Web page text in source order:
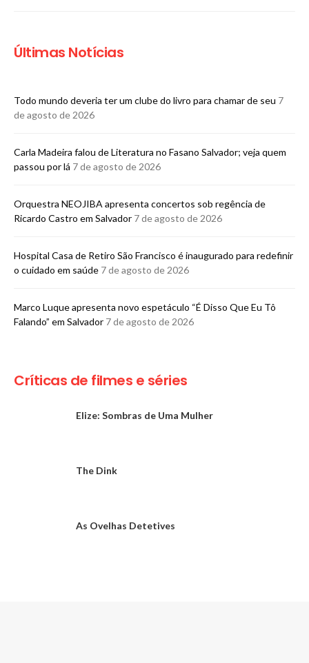
Últimas Notícias
Todo mundo deveria ter um clube do livro para chamar de seu 7
de agosto de 2026
Carla Madeira falou de Literatura no Fasano Salvador; veja quem
passou por lá 7 de agosto de 2026
Orquestra NEOJIBA apresenta concertos sob regência de
Ricardo Castro em Salvador 7 de agosto de 2026
Hospital Casa de Retiro São Francisco é inaugurado para redefinir
o cuidado em saúde 7 de agosto de 2026
Marco Luque apresenta novo espetáculo “É Disso Que Eu Tô
Falando” em Salvador 7 de agosto de 2026
Críticas de filmes e séries
Elize: Sombras de Uma Mulher
The Dink
As Ovelhas Detetives